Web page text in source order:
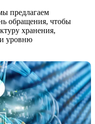
предлагаем
обращения, чтобы
хранения,
уровню